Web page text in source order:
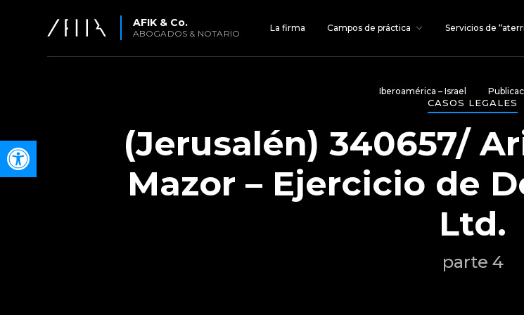
Open toolbar
AFIK & Co.
ABOGADOS & NOTARIO
La firma Campos de práctica Servicios de
Iberoamérica – Israel
CASOS LEGALES
(Jerusalén) 340657/
Mazor – Ejercicio de
Ltd.
parte 4